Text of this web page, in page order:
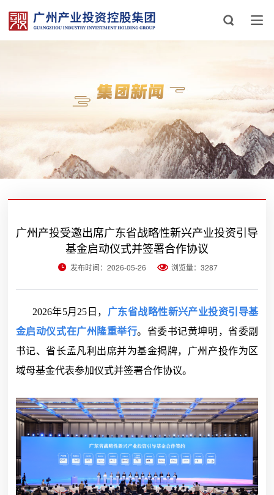
广州产投受邀出席广东省战略性新兴产业投资引导
基金启动仪式并签署合作协议
发布时间：2026-05-26 浏览量：3287
2026年5月25日， 广东省战略性新兴产业投资引导基
金启动仪式在广州隆重举行。省委书记黄坤明，省委副
书记、省长孟凡利出席并为基金揭牌，广州产投作为区
域母基金代表参加仪式并签署合作协议。